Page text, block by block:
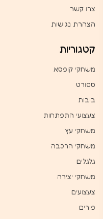
צרו קשר
הצהרת נגישות
קטגוריות
משחקי קופסא
ספורט
בובות
צעצועי התפתחות
משחקי עץ
משחקי הרכבה
גלגלים
משחקי יצירה
צעצועים
פורים